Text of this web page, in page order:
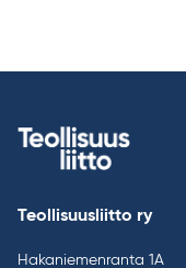
Teollisuusliitto ry
Hakaniemenranta 1A